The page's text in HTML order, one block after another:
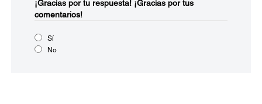
¡Gracias por tu respuesta! ¡Gracias por tus
comentarios!
Sí
No